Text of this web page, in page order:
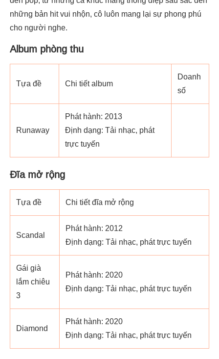
những bản hit vui nhộn, cô luôn mang lại sự phong phú
cho người nghe.
Album phòng thu
Tựa đề Chi tiết album
Doanh
số
Runaway
Phát hành: 2013
Định dạng: Tải nhạc, phát
trực tuyến
Đĩa mở rộng
Tựa đề Chi tiết đĩa mở rộng
Scandal
Phát hành: 2012
Định dạng: Tải nhạc, phát trực tuyến
Gái già
lắm chiêu
3
Phát hành: 2020
Định dạng: Tải nhạc, phát trực tuyến
Diamond
Phát hành: 2020
Định dạng: Tải nhạc, phát trực tuyến